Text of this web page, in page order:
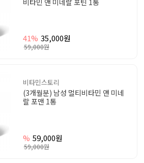
41% 35,000원
59,000원
비타민스토리
(3개월분) 남성 멀티비타민 앤 미네
랄 포맨 1통
% 59,000원
59,000원